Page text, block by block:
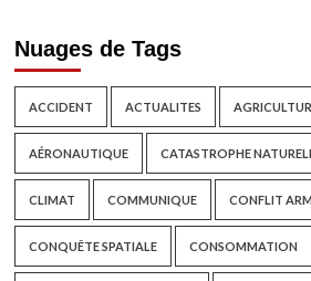
Nuages de Tags
ACCIDENT ACTUALITES
AÉRONAUTIQUE CATASTROPHE
CLIMAT COMMUNIQUE CONFLIT
CONQUÊTE SPATIALE CONSOMMATION